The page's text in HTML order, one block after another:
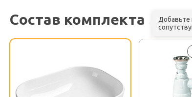
Состав комплекта
Добавьте